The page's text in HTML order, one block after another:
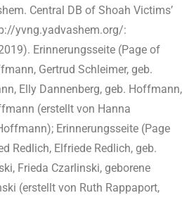
Central DB of Shoah Victims’
yvng.yadvashem.org/:
Erinnerungsseite (Page of
Gertrud Schleimer, geb.
Elly Dannenberg, geb. Hoffmann,
(erstellt von Hanna
Erinnerungsseite (Page
Redlich, Elfriede Redlich, geb.
Frieda Czarlinski, geborene
(erstellt von Ruth Rappaport,